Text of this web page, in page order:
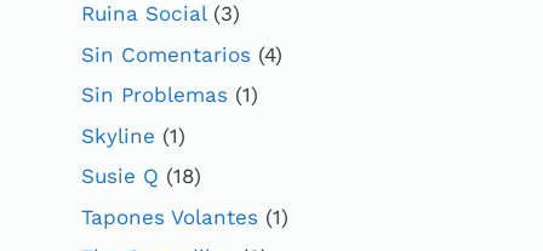
Ruina Social(3)
Sin Comentarios (4)
Sin Problemas (1)
Skyline (1)
Susie Q (18)
Tapones Volantes (1)